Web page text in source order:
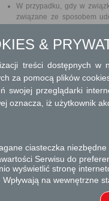
W przypadku, gdy w
związane ze sposobem
Urząd lub organ informuje
Tryb odwoławczy
W przypadku decyzji o
udostępnienie informacji
terminie 14 dni od dnia
Przedmiotem skargi może być
naruszenie praworządności lub
mogą być między innymi sprawy
ochrony własności społecznej,
bez zbędnej zwłoki, nie później
&
treści dostępnych w
za pomocą plików
swojej przeglądarki
oznacza, iż użytkownik
ciasteczka
Serwisu do
wyświetlić stronę
na wewnętrzne